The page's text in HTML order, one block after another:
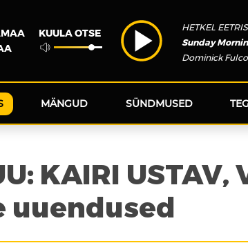
KUULA OTSE
HETKEL
Sunday
Dominick Fulco
MÄNGUD SÜNDMUSED
KAIRI USTAV,
uuendused